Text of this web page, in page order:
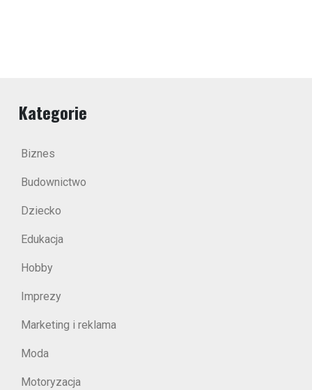
Kategorie
Biznes
Budownictwo
Dziecko
Edukacja
Hobby
Imprezy
Marketing i reklama
Moda
Motoryzacja